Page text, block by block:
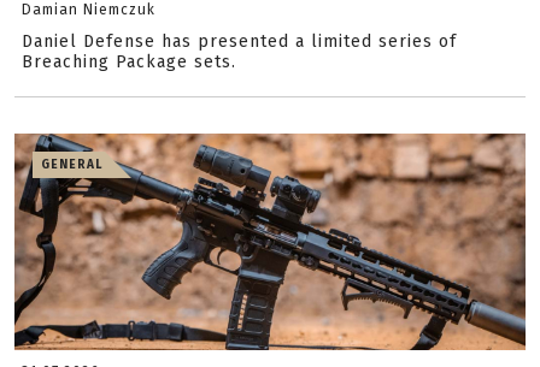
Damian Niemczuk
Daniel Defense has presented a limited series of
Breaching Package sets.
GENERAL